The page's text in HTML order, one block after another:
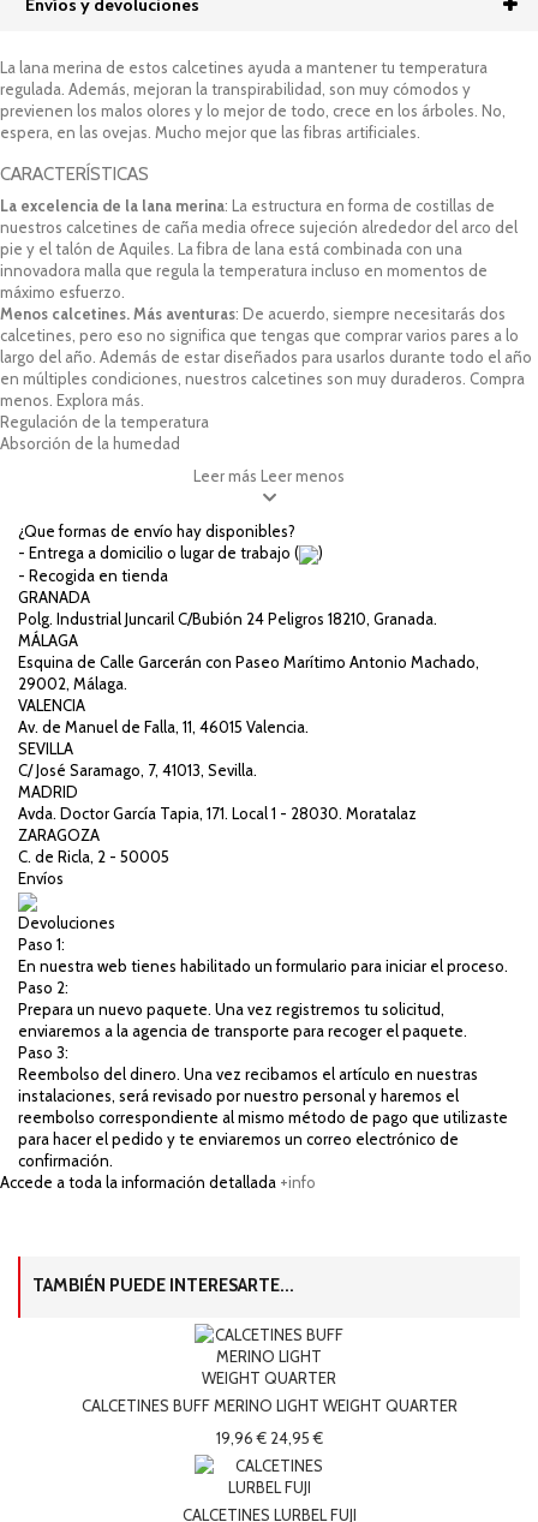
Envíos y devoluciones
La lana merina de estos calcetines ayuda a mantener tu temperatura
regulada. Además, mejoran la transpirabilidad, son muy cómodos y
previenen los malos olores y lo mejor de todo, crece en los árboles. No,
espera, en las ovejas. Mucho mejor que las fibras artificiales.
CARACTERÍSTICAS
La excelencia de la lana merina: La estructura en forma de costillas de
nuestros calcetines de caña media ofrece sujeción alrededor del arco del
pie y el talón de Aquiles. La fibra de lana está combinada con una
innovadora malla que regula la temperatura incluso en momentos de
máximo esfuerzo.
Menos calcetines. Más aventuras: De acuerdo, siempre necesitarás dos
calcetines, pero eso no significa que tengas que comprar varios pares a lo
largo del año. Además de estar diseñados para usarlos durante todo el año
en múltiples condiciones, nuestros calcetines son muy duraderos. Compra
menos. Explora más.
Regulación de la temperatura
Absorción de la humedad
Leer más Leer menos
¿Que formas de envío hay disponibles?
- Entrega a domicilio o lugar de trabajo (
)
- Recogida en tienda
GRANADA
Polg. Industrial Juncaril C/Bubión 24 Peligros 18210, Granada.
MÁLAGA
Esquina de Calle Garcerán con Paseo Marítimo Antonio Machado,
29002, Málaga.
VALENCIA
Av. de Manuel de Falla, 11, 46015 Valencia.
SEVILLA
C/ José Saramago, 7, 41013, Sevilla.
MADRID
Avda. Doctor García Tapia, 171. Local 1 - 28030. Moratalaz
ZARAGOZA
C. de Ricla, 2 - 50005
Envíos
Devoluciones
Paso 1:
En nuestra web tienes habilitado un formulario para iniciar el proceso.
Paso 2:
Prepara un nuevo paquete. Una vez registremos tu solicitud,
enviaremos a la agencia de transporte para recoger el paquete.
Paso 3:
Reembolso del dinero. Una vez recibamos el artículo en nuestras
instalaciones, será revisado por nuestro personal y haremos el
reembolso correspondiente al mismo método de pago que utilizaste
para hacer el pedido y te enviaremos un correo electrónico de
confirmación.
Accede a toda la información detallada +info
TAMBIÉN PUEDE INTERESARTE...
CALCETINES BUFF MERINO LIGHT WEIGHT QUARTER
19,96 € 24,95 €
CALCETINES LURBEL FUJI